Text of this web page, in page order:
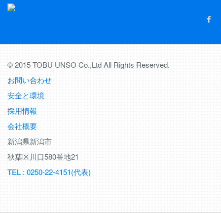
© 2015 TOBU UNSO Co.,Ltd All Rights Reserved.
お問い合わせ
安全と環境
採用情報
会社概要
新潟県新潟市
秋葉区川口580番地21
TEL : 0250-22-4151(代表)